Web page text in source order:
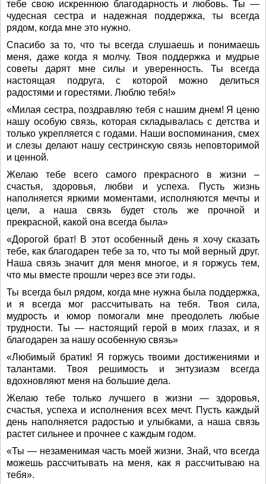
тебе свою искреннюю благодарность и любовь. Ты —
чудесная сестра и надежная поддержка, ты всегда
рядом, когда мне это нужно.
Спасибо за то, что ты всегда слушаешь и понимаешь
меня, даже когда я молчу. Твоя поддержка и мудрые
советы дарят мне силы и уверенность. Ты всегда
настоящая подруга, с которой можно делиться
радостями и горестями. Люблю тебя!»
«Милая сестра, поздравляю тебя с нашим днем! Я ценю
нашу особую связь, которая складывалась с детства и
только укрепляется с годами. Наши воспоминания, смех
и слезы делают нашу сестринскую связь неповторимой
и ценной.
Желаю тебе всего самого прекрасного в жизни –
счастья, здоровья, любви и успеха. Пусть жизнь
наполняется яркими моментами, исполняются мечты и
цели, а наша связь будет столь же прочной и
прекрасной, какой она всегда была»
«Дорогой брат! В этот особенный день я хочу сказать
тебе, как благодарен тебе за то, что ты мой верный друг.
Наша связь значит для меня многое, и я горжусь тем,
что мы вместе прошли через все эти годы.
Ты всегда был рядом, когда мне нужна была поддержка,
и я всегда мог рассчитывать на тебя. Твоя сила,
мудрость и юмор помогали мне преодолеть любые
трудности. Ты — настоящий герой в моих глазах, и я
благодарен за нашу особенную связь»
«Любимый братик! Я горжусь твоими достижениями и
талантами. Твоя решимость и энтузиазм всегда
вдохновляют меня на большие дела.
Желаю тебе только лучшего в жизни — здоровья,
счастья, успеха и исполнения всех мечт. Пусть каждый
день наполняется радостью и улыбками, а наша связь
растет сильнее и прочнее с каждым годом.
«Ты — незаменимая часть моей жизни. Знай, что всегда
можешь рассчитывать на меня, как я рассчитываю на
тебя».